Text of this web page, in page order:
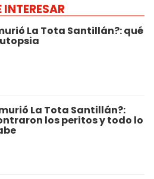
La Tota Santillán?: qué
La Tota Santillán?:
los peritos y todo lo